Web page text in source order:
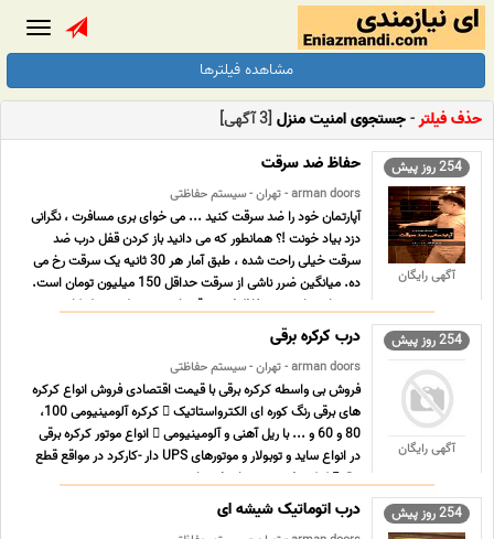
مشاهده فیلترها
حذف فیلتر-جستجوی امنیت منزل [3 آگهی]
254 روز پیش
آگهی رایگان
حفاظ ضد سرقت
arman doors - تهران - سیستم حفاظتی
آپارتمان خود را ضد سرقت کنید ... می خوای بری مسافرت ، نگرانی
دزد بیاد خونت !؟ همانطور که می دانید باز کردن قفل درب ضد
سرقت خیلی راحت شده ، طبق آمار هر 30 ثانیه یک سرقت رخ می
ده. میانگین ضرر ناشی از سرقت حداقل 150 میلیون تومان است.
می توانید با نصب حفاظ ضد سرقت امنیت منزل و محل کا ... ...
254 روز پیش
آگهی رایگان
درب کرکره برقی
arman doors - تهران - سیستم حفاظتی
فروش بی واسطه کرکره برقی با قیمت اقتصادی فروش انواع کرکره
های برقی رنگ کوره ای الکترواستاتیک  کرکره آلومینیومی 100،
80 و 60 و ... با ریل آهنی و آلومینیومی  انواع موتور کرکره برقی
در انواع ساید و توبولار و موتورهای UPS دار -کارکرد در مواقع قطع
برق  کرکره ضد حریق با تیغه های ... ...
254 روز پیش درب اتوماتیک شیشه ای